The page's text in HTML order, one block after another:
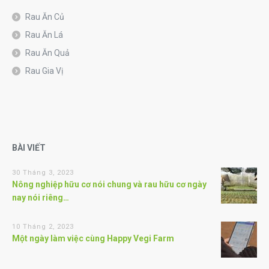
Rau Ăn Củ
Rau Ăn Lá
Rau Ăn Quả
Rau Gia Vị
BÀI VIẾT
30 Tháng 3, 2023
Nông nghiệp hữu cơ nói chung và rau hữu cơ ngày
nay nói riêng…
10 Tháng 2, 2023
Một ngày làm việc cùng Happy Vegi Farm